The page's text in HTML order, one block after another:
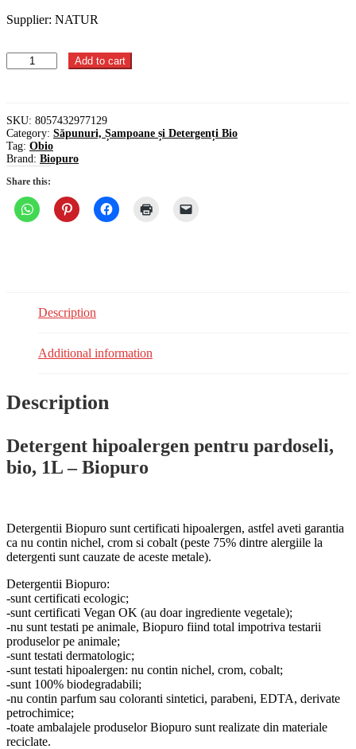
Supplier: NATUR
Detergent
hipoalergen
bio,
1L
-
Biopuro
Add to cart
SKU: 8057432977129
Category: Săpunuri, Șampoane și Detergenți Bio
Tag: Obio
Brand: Biopuro
Share this:
Description
Additional information
Description
Detergent hipoalergen pentru pardoseli,
bio, 1L – Biopuro
Detergentii Biopuro sunt certificati hipoalergen, astfel aveti garantia
ca nu contin nichel, crom si cobalt (peste 75% dintre alergiile la
detergenti sunt cauzate de aceste metale).
Detergentii Biopuro:
-sunt certificati ecologic;
-sunt certificati Vegan OK (au doar ingrediente vegetale);
-nu sunt testati pe animale, Biopuro fiind total impotriva testarii
produselor pe animale;
-sunt testati dermatologic;
-sunt testati hipoalergen: nu contin nichel, crom, cobalt;
-sunt 100% biodegradabili;
-nu contin parfum sau coloranti sintetici, parabeni, EDTA, derivate
petrochimice;
-toate ambalajele produselor Biopuro sunt realizate din materiale
reciclate.